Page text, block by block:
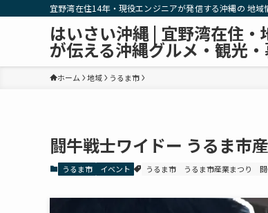
宜野湾在住14年・現役エンジニアが発信する沖縄の 地域
はいさい沖縄 | 宜野湾在住・
が伝える沖縄グルメ・観光
ホーム 地域 うるま市
闘牛戦士ワイドー うるま市
うるま市 イベント うるま市 うるま市産業まつり